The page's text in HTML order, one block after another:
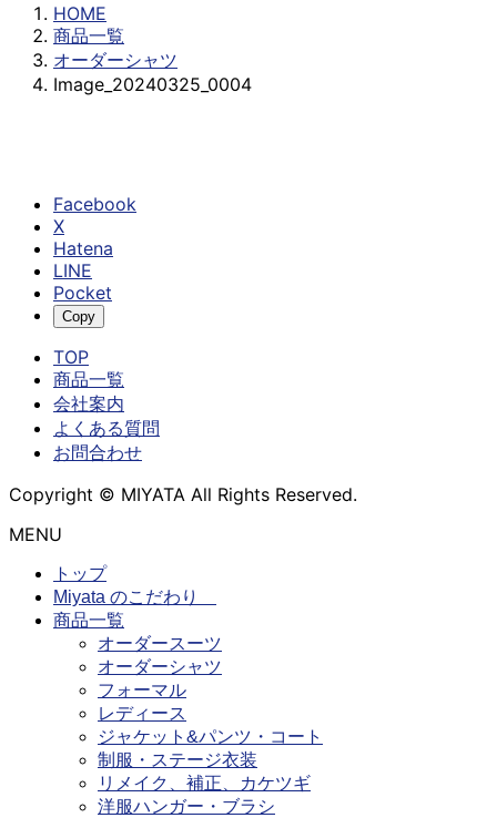
HOME
商品一覧
オーダーシャツ
Image_20240325_0004
Facebook
X
Hatena
LINE
Pocket
Copy
TOP
商品一覧
会社案内
よくある質問
お問合わせ
Copyright © MIYATA All Rights Reserved.
MENU
トップ
Miyata のこだわり
商品一覧
オーダースーツ
オーダーシャツ
フォーマル
レディース
ジャケット&パンツ・コート
制服・ステージ衣装
リメイク、補正、カケツギ
洋服ハンガー・ブラシ